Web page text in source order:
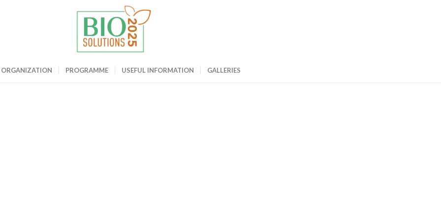
ORGANIZATION PROGRAMME USEFUL INFORMATION GALLERIES